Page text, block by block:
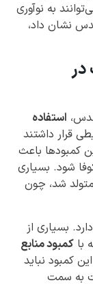
به نوآوری
نشان داد،
در
استفاده
قرار داشتند
کمبودها باعث
شود. بسیاری
متولد شد، چون
بسیاری از
با کمبود منابع
کمبود نباید
به سمت